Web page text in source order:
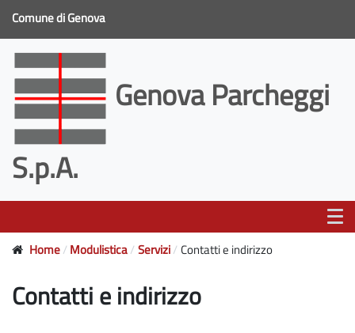
Comune di Genova
Genova Parcheggi
S.p.A.
Home Modulistica Servizi Contatti e indirizzo
Contatti e indirizzo